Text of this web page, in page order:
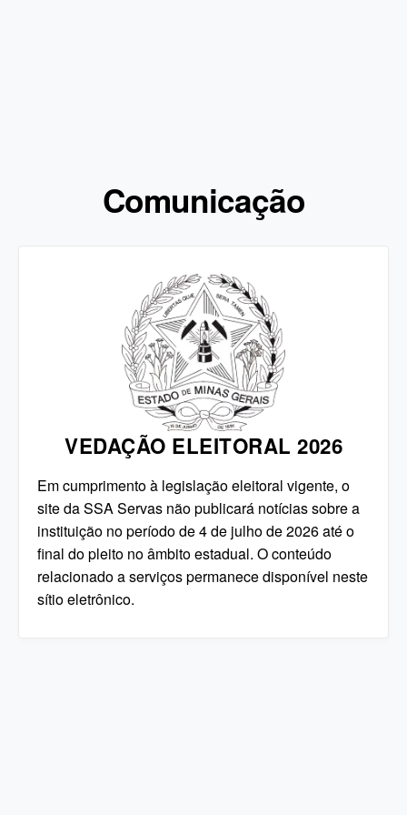
Comunicação
VEDAÇÃO ELEITORAL 2026
Em cumprimento à legislação eleitoral vigente, o
site da SSA Servas não publicará notícias sobre a
instituição no período de 4 de julho de 2026 até o
final do pleito no âmbito estadual. O conteúdo
relacionado a serviços permanece disponível neste
sítio eletrônico.